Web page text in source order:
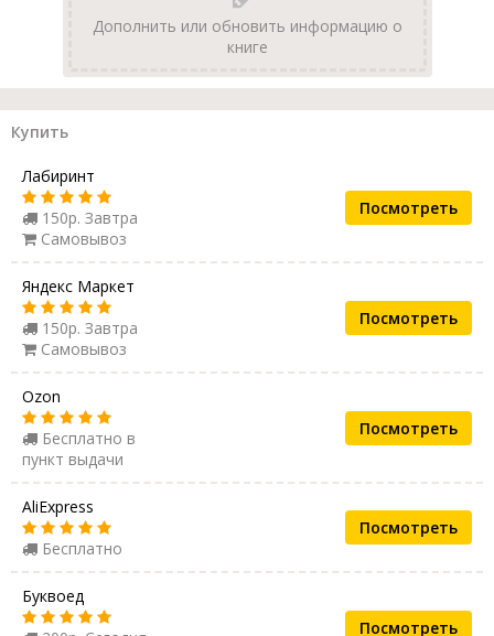
Дополнить или обновить информацию о
книге
Купить
Лабиринт
150р. Завтра
Самовывоз
Посмотреть
Яндекс Маркет
150р. Завтра
Самовывоз
Посмотреть
Ozon
Бесплатно в
пункт выдачи
Посмотреть
AliExpress
Бесплатно
Посмотреть
Буквоед
Посмотреть